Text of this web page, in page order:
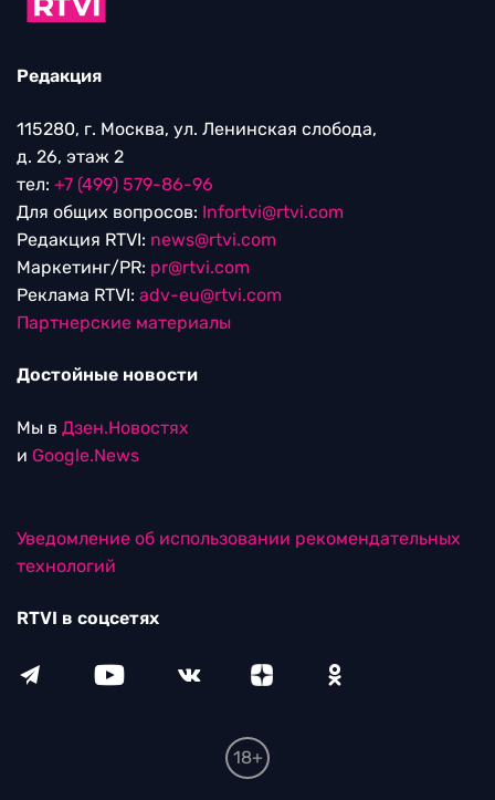
Редакция
115280, г. Москва, ул. Ленинская слобода,
д. 26, этаж 2
тел: +7 (499) 579-86-96
Для общих вопросов: Infortvi@rtvi.com
Редакция RTVI: news@rtvi.com
Маркетинг/PR: pr@rtvi.com
Реклама RTVI: adv-eu@rtvi.com
Партнерские материалы
Достойные новости
Мы в Дзен.Новостях
и Google.News
Уведомление об использовании рекомендательных
технологий
RTVI в соцсетях
18+